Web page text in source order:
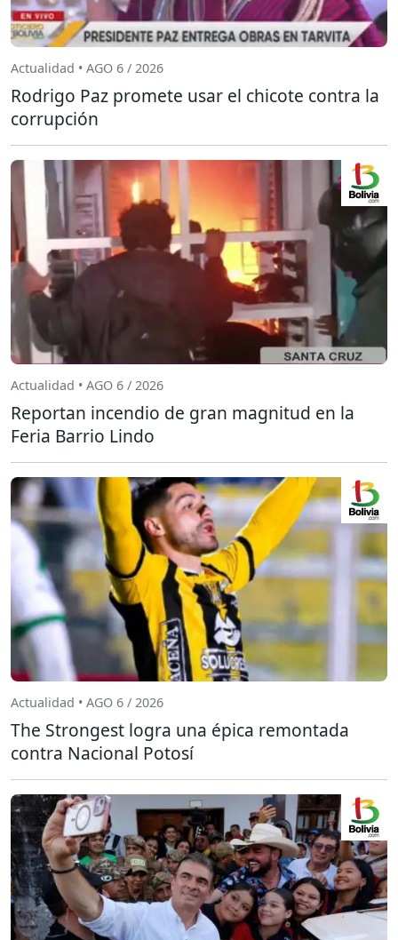
Actualidad • AGO 6 / 2026
Rodrigo Paz promete usar el chicote contra la
corrupción
Actualidad • AGO 6 / 2026
Reportan incendio de gran magnitud en la
Feria Barrio Lindo
Actualidad • AGO 6 / 2026
The Strongest logra una épica remontada
contra Nacional Potosí